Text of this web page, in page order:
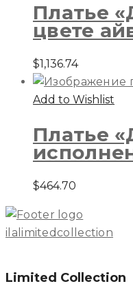
Платье
цвете
$1,136.74
Add to Wishlist
Платье
$464.70
ilalimitedcollection
Limited Collection